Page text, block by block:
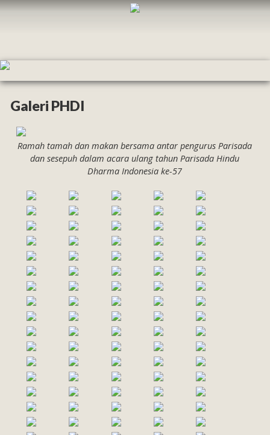
Galeri PHDI
Ramah tamah dan makan bersama antar pengurus Parisada
dan sesepuh dalam acara ulang tahun Parisada Hindu
Dharma Indonesia ke-57